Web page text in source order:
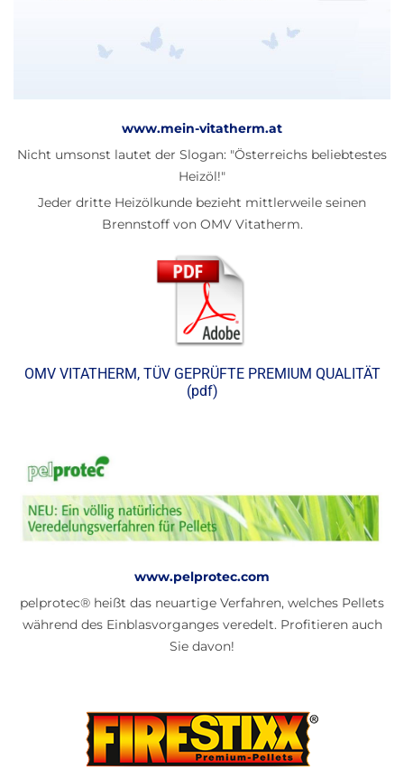
www.mein-vitatherm.at
Nicht umsonst lautet der Slogan: "Österreichs beliebtestes
Heizöl!"
Jeder dritte Heizölkunde bezieht mittlerweile seinen
Brennstoff von OMV Vitatherm.
OMV VITATHERM, TÜV GEPRÜFTE PREMIUM QUALITÄT
(pdf)
www.pelprotec.com
pelprotec® heißt das neuartige Verfahren, welches Pellets
während des Einblasvorganges veredelt. Profitieren auch
Sie davon!